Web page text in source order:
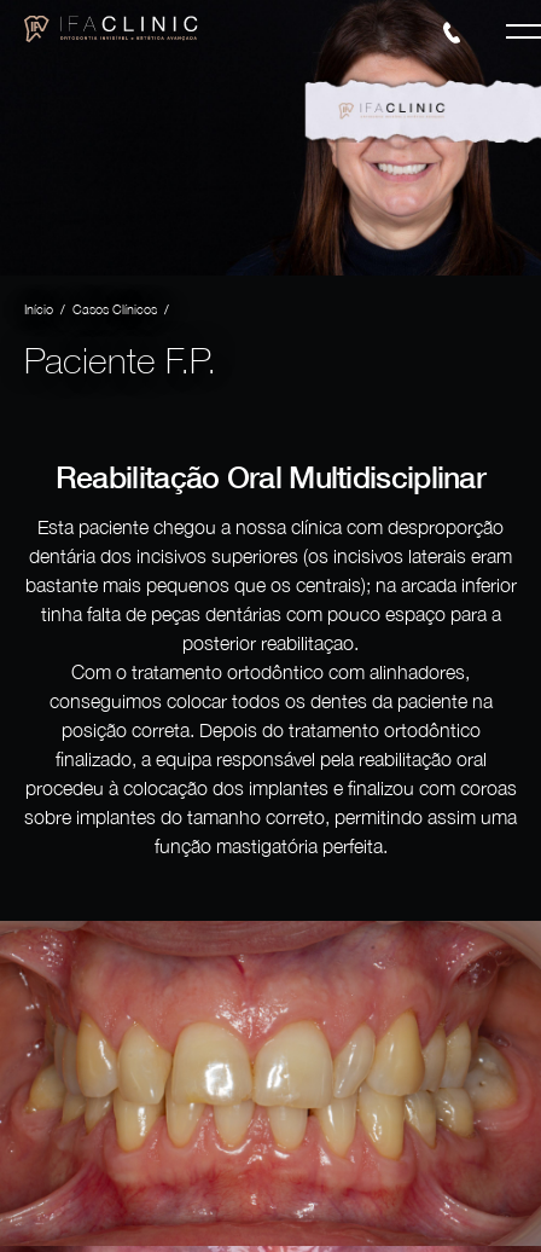
Início / Casos Clínicos /
Paciente F.P.
Reabilitação Oral Multidisciplinar
Esta paciente chegou a nossa clínica com desproporção
dentária dos incisivos superiores (os incisivos laterais eram
bastante mais pequenos que os centrais); na arcada inferior
tinha falta de peças dentárias com pouco espaço para a
posterior reabilitaçao.
Com o tratamento ortodôntico com alinhadores,
conseguimos colocar todos os dentes da paciente na
posição correta. Depois do tratamento ortodôntico
finalizado, a equipa responsável pela reabilitação oral
procedeu à colocação dos implantes e finalizou com coroas
sobre implantes do tamanho correto, permitindo assim uma
função mastigatória perfeita.